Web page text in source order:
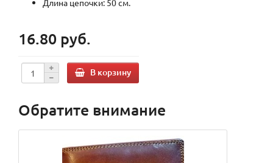
Длина цепочки: 50 см.
16.80 руб.
В корзину
Обратите внимание